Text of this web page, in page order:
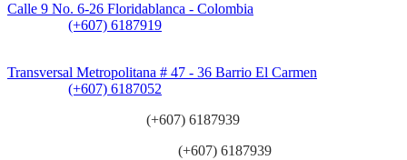
Calle 9 No. 6-26 Floridablanca - Colombia
(+607) 6187919
Transversal Metropolitana # 47 - 36 Barrio El Carmen
(+607) 6187052
(+607) 6187939
(+607) 6187939